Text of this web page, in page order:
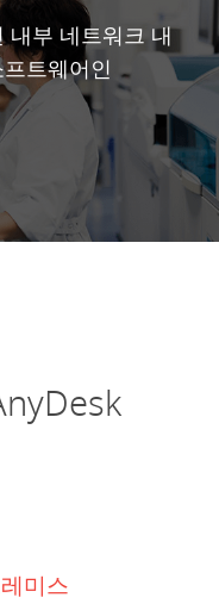
내부 네트워크 내
트웨어인
미스